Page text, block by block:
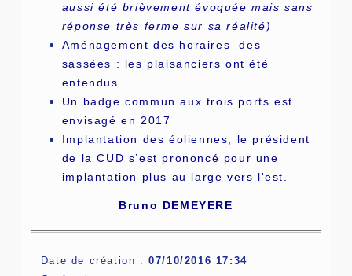
aussi été brièvement évoquée mais sans
réponse très ferme sur sa réalité)
Aménagement des horaires des
sassées : les plaisanciers ont été
entendus.
Un badge commun aux trois ports est
envisagé en 2017
Implantation des éoliennes, le président
de la CUD s’est prononcé pour une
implantation plus au large vers l'est.
Bruno DEMEYERE
Date de création :07/10/2016 17:34